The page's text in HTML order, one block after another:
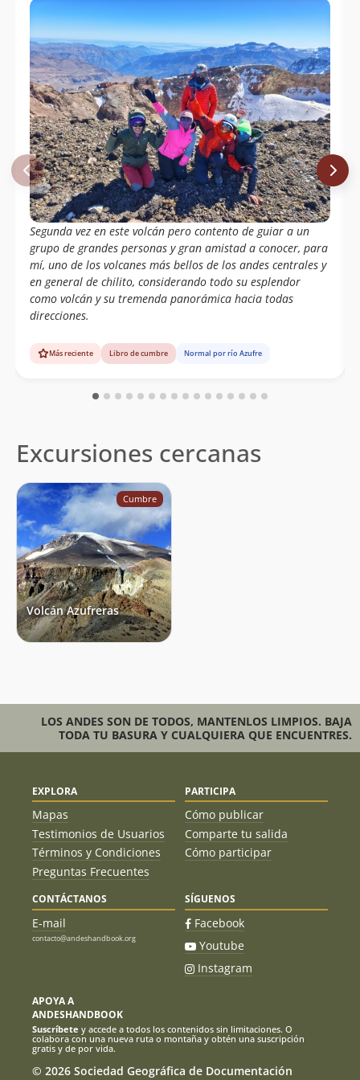
08/12/58
Segunda vez en este volcán pero contento de guiar a un
grupo de grandes personas y gran amistad a conocer, para
mí, uno de los volcanes más bellos de los andes centrales y
en general de chilito, considerando todo su esplendor
como volcán y su tremenda panorámica hacia todas
direcciones.
Más reciente Libro de cumbre Normal por río Azufre
Excursiones cercanas
Cumbre
Volcán Azufreras
LOS ANDES SON DE TODOS, MANTENLOS LIMPIOS. BAJA
TODA TU BASURA Y CUALQUIERA QUE ENCUENTRES.
EXPLORA
Mapas
Testimonios de Usuarios
Términos y Condiciones
Preguntas Frecuentes
PARTICIPA
Cómo publicar
Comparte tu salida
Cómo participar
CONTÁCTANOS
E-mail
contacto@andeshandbook.org
SÍGUENOS
Facebook
Youtube
Instagram
APOYA A
ANDESHANDBOOK
Suscríbete y accede a todos los contenidos sin limitaciones. O
colabora con una nueva ruta o montaña y obtén una suscripción
gratis y de por vida.
© 2026 Sociedad Geográfica de Documentación